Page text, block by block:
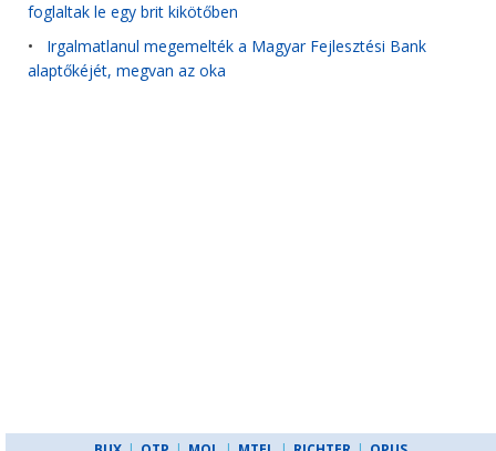
foglaltak le egy brit kikötőben
• Irgalmatlanul megemelték a Magyar Fejlesztési Bank
alaptőkéjét, megvan az oka